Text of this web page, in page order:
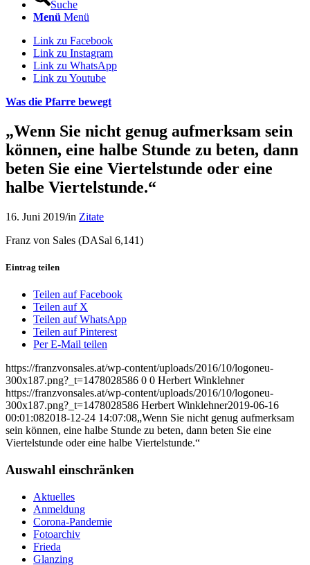
Suche
Menü Menü
Link zu Facebook
Link zu Instagram
Link zu WhatsApp
Link zu Youtube
Was die Pfarre bewegt
„Wenn Sie nicht genug aufmerksam sein
können, eine halbe Stunde zu beten, dann
beten Sie eine Viertelstunde oder eine
halbe Viertelstunde.“
16. Juni 2019/in Zitate
Franz von Sales (DASal 6,141)
Eintrag teilen
Teilen auf Facebook
Teilen auf X
Teilen auf WhatsApp
Teilen auf Pinterest
Per E-Mail teilen
https://franzvonsales.at/wp-content/uploads/2016/10/logoneu-
300x187.png?_t=1478028586 0 0 Herbert Winklehner
https://franzvonsales.at/wp-content/uploads/2016/10/logoneu-
300x187.png?_t=1478028586 Herbert Winklehner2019-06-16
00:01:082018-12-24 14:07:08„Wenn Sie nicht genug aufmerksam
sein können, eine halbe Stunde zu beten, dann beten Sie eine
Viertelstunde oder eine halbe Viertelstunde.“
Auswahl einschränken
Aktuelles
Anmeldung
Corona-Pandemie
Fotoarchiv
Frieda
Glanzing